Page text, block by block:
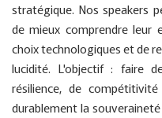
stratégique. Nos speakers
de mieux comprendre leur
choix technologiques et de
lucidité. L'objectif : faire
résilience, de
durablement la